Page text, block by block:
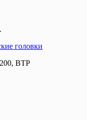
головки
ВТР